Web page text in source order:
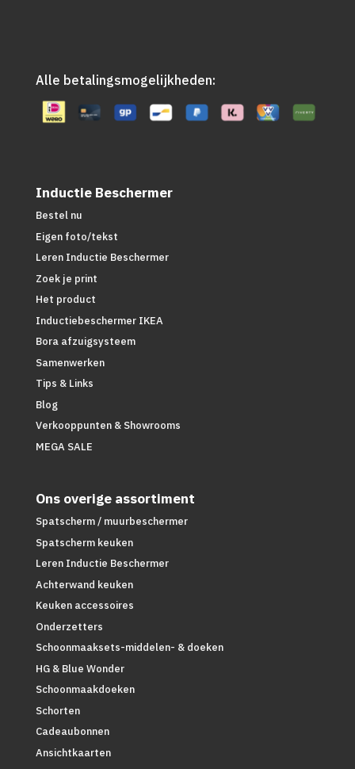
Alle betalingsmogelijkheden:
Inductie Beschermer
Bestel nu
Eigen foto/tekst
Leren Inductie Beschermer
Zoek je print
Het product
Inductiebeschermer IKEA
Bora afzuigsysteem
Samenwerken
Tips & Links
Blog
Verkooppunten & Showrooms
MEGA SALE
Ons overige assortiment
Spatscherm / muurbeschermer
Spatscherm keuken
Leren Inductie Beschermer
Achterwand keuken
Keuken accessoires
Onderzetters
Schoonmaaksets-middelen- & doeken
HG & Blue Wonder
Schoonmaakdoeken
Schorten
Cadeaubonnen
Ansichtkaarten